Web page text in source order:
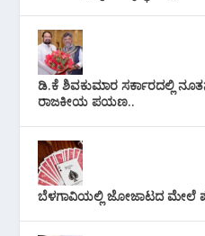
ಡಿ.ಕೆ ಶಿವಕುಮಾರ ಸರ್ಕಾರದಲ್ಲಿ
ರಾಜಕೀಯ ಪಯಣ..
ಬೆಳಗಾವಿಯಲ್ಲಿ ಜೋಜಾಟದ ಮೇಲೆ